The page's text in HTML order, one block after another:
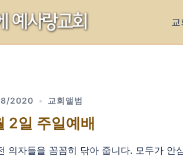
교
2020 교회앨범
2일 주일예배
의자들을 꼼꼼히 닦아 줍니다. 모두가